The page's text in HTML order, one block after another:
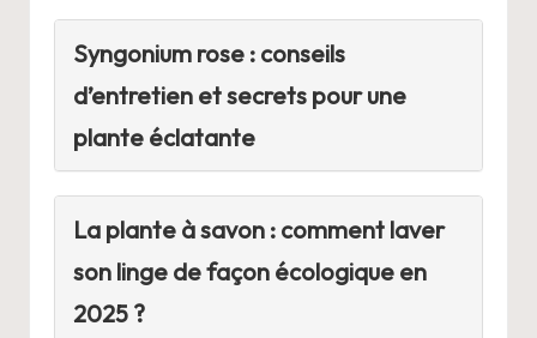
Syngonium rose : conseils
d’entretien et secrets pour une
plante éclatante
La plante à savon : comment laver
son linge de façon écologique en
2025 ?